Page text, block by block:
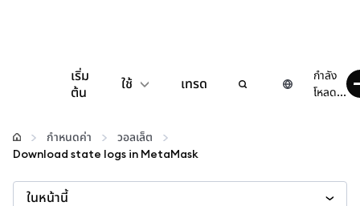
เริ่ม
ต้น
ใช้
กำหนดค่า
เทรด
กำลัง
โหลด...
กำหนดค่า
วอลเล็ต
Download state logs in MetaMask
ในหน้านี้